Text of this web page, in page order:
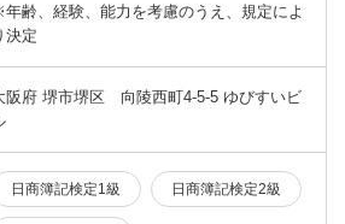
齢、経験、能力を考慮のうえ、規定によ
決定
阪府 堺市堺区 向陵西町4-5-5 ゆびすいビ
日商簿記検定1級 日商簿記検定2級